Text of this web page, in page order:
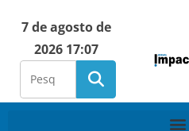
7 de agosto de
2026 17:07